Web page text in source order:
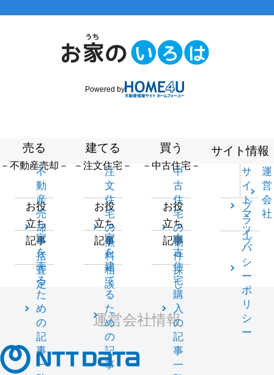
Powered by
売る
－不動産売却－
不
動
産
売
却
一
括
査
定
お役
立ち
記事
家
を
売
る
た
め
の
記
事
一
建てる
－注文住宅－
注
文
住
宅
の
無
料
相
談
お役
立ち
記事
家
を
建
て
る
た
め
の
記
事
買う
－中古住宅－
中
古
住
宅
の
物
件
探
し
お役
立ち
記事
中
古
住
宅
購
入
の
記
事
一
サイト情報
サ
イ
ト
マ
ッ
プ
運
営
会
社
プ
ラ
イ
バ
シ
ー
ポ
リ
シ
ー
運営会社情報